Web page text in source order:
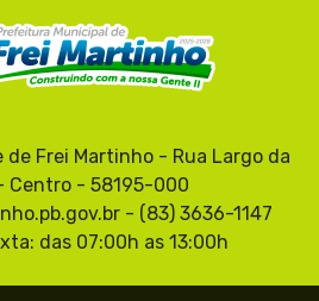
Frei Martinho - Rua Largo da
Centro - 58195-000
- (83) 3636-1147
das 07:00h as 13:00h